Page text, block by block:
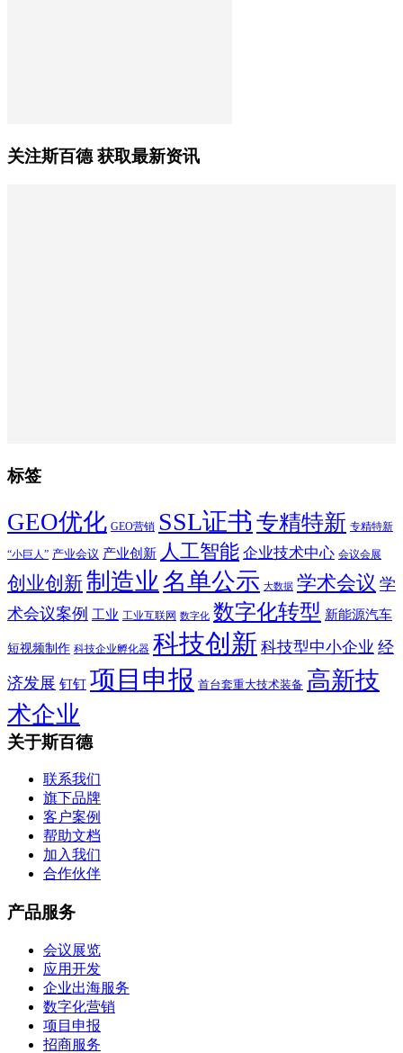
关注斯百德 获取最新资讯
标签
GEO优化 GEO营销 SSL证书 专精特新 专精特新
“小巨人” 产业会议 产业创新 人工智能 企业技术中心 会议会展
创业创新制造业 名单公示 大数据 学术会议 学
术会议案例 工业 工业互联网 数字化 数字化转型 新能源汽车
短视频制作 科技企业孵化器 科技创新 科技型中小企业 经
济发展 钉钉 项目申报 首台套重大技术装备 高新技
术企业
关于斯百德
联系我们
旗下品牌
客户案例
帮助文档
加入我们
合作伙伴
产品服务
会议展览
应用开发
企业出海服务
数字化营销
项目申报
招商服务